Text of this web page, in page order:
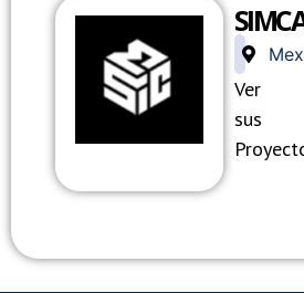
Ver
sus
DE
IMAGEN